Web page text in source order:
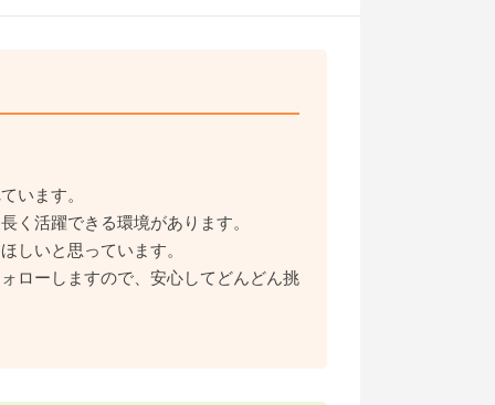
います。
く活躍できる環境があります。
しいと思っています。
ローしますので、安心してどんどん挑